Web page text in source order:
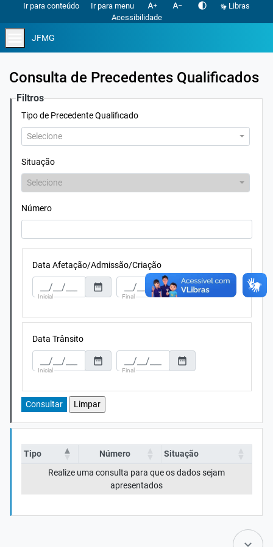
Ir para conteúdo Ir para menu text_increase text_decrease contrast
Libras
Acessibilidade
JFMG
Consulta de Precedentes Qualificados
Filtros
Tipo de Precedente Qualificado
Selecione
Situação
Selecione
Número
Data Afetação/Admissão/Criação
date_range date_range
Data Trânsito
date_range date_range
Tipo Número
Situação
Realize uma consulta para que os dados sejam
apresentados